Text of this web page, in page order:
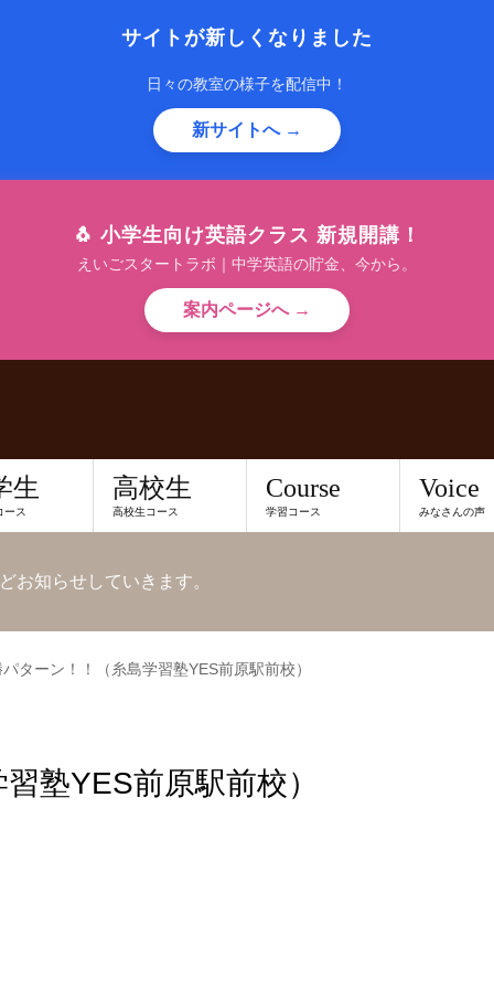
サイトが新しくなりました
日々の教室の様子を配信中！
新サイトへ →
🐧 小学生向け英語クラス 新規開講！
えいごスタートラボ｜中学英語の貯金、今から。
案内ページへ →
生
ース
高校生
高校生コース
Course
学習コース
Voice
みなさんの声
お知らせしていきます。
パターン！！（糸島学習塾YES前原駅前校）
塾YES前原駅前校）